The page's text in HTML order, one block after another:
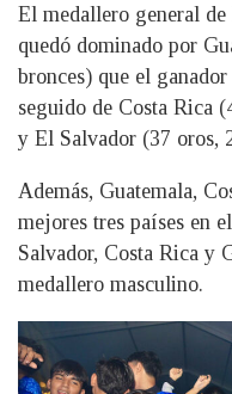
El medallero general
quedó dominado por
bronces) que el
seguido de Costa Rica
y El Salvador (37 oros,
Además, Guatemala,
mejores tres países en
Salvador, Costa Rica y
medallero masculino.